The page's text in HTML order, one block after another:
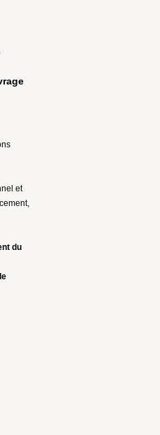
et
du